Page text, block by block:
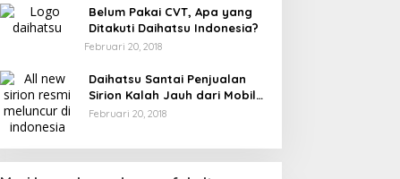
Belum Pakai CVT, Apa yang
Ditakuti Daihatsu Indonesia?
Februari 20, 2018
Daihatsu Santai Penjualan
Sirion Kalah Jauh dari Mobil
LCGC
Februari 20, 2018